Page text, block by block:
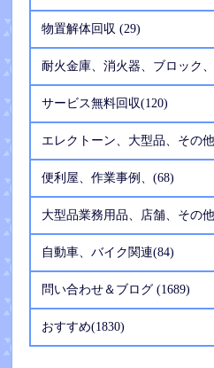
物置解体回収 (29)
耐火金庫、消火器、ブロック
サービス無料回収(120)
エレクトーン、大型品、その
便利屋、作業事例、(68)
大型品業務用品、店舗、その
自動車、バイク関連(84)
問い合わせ＆ブログ (1689)
おすすめ(1830)